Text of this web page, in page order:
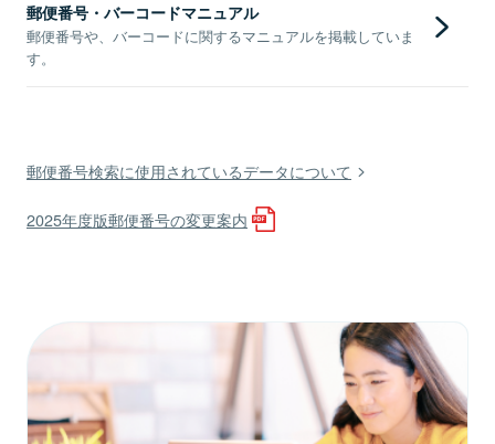
郵便番号・バーコードマニュアル
郵便番号や、バーコードに関するマニュアルを掲載していま
す。
郵便番号検索に使用されているデータについて
2025年度版郵便番号の変更案内